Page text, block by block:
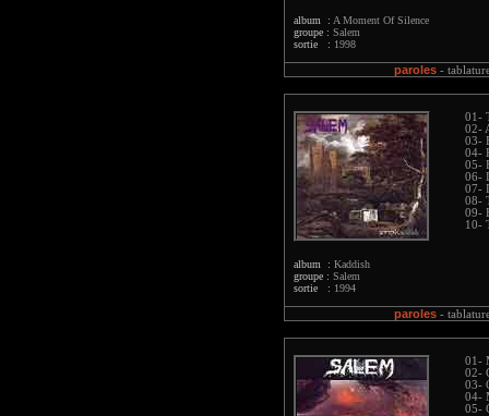
album : A Moment Of Silence
groupe : Salem
sortie : 1998
paroles-
album : Kaddish
groupe : Salem
sortie : 1994
01-
02-
03-
04-
05-
06-
07-
08-
09-
10-
paroles-
01-
02-
03-
04-
05-